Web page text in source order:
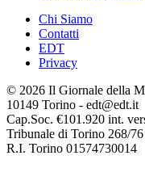
Chi Siamo
Contatti
EDT
Privacy
© 2026 Il Giornale della
10149 Torino - edt@edt.it
Cap.Soc. €101.920 int.
Tribunale di Torino 268/
R.I. Torino 01574730014